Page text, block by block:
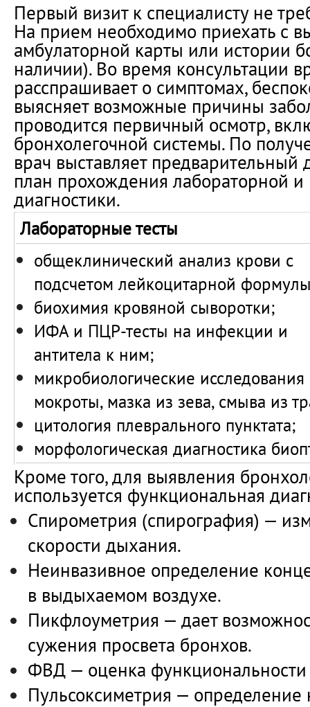
Первый визит к специалисту не
На прием необходимо приехать с
амбулаторной карты или истории
наличии). Во время консультации
расспрашивает о симптомах,
выясняет возможные причины
проводится первичный осмотр,
бронхолегочной системы. По
врач выставляет предварительный
план прохождения лабораторной и
диагностики.
Лабораторные тесты
общеклинический анализ крови с
подсчетом лейкоцитарной
биохимия кровяной сыворотки;
ИФА и ПЦР-тесты на инфекции и
антитела к ним;
микробиологические исследования
мокроты, мазка из зева, смыва из
цитология плеврального пунктата;
морфологическая диагностика
Кроме того, для выявления
используется функциональная
Спирометрия (спирография) —
скорости дыхания.
Неинвазивное определение
в выдыхаемом воздухе.
Пикфлоуметрия — дает
сужения просвета бронхов.
ФВД — оценка
Пульсоксиметрия —